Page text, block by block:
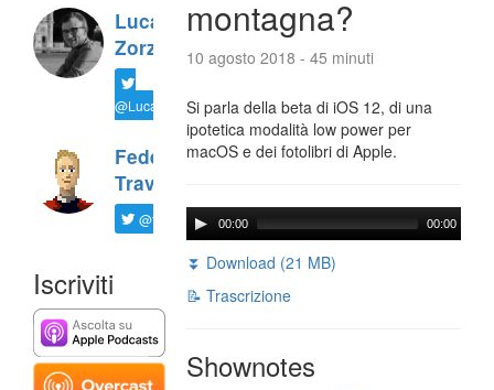
Luca
Zorzi
@LucaTNT
Federico
Travaini
@ftrava
Iscriviti
montagna?
10 agosto 2018 - 45 minuti
Si parla della beta di iOS 12, di una
ipotetica modalità low power per
macOS e dei fotolibri di Apple.
00:00 00:00
⏬ Download (21 MB)
📝 Trascrizione
Shownotes